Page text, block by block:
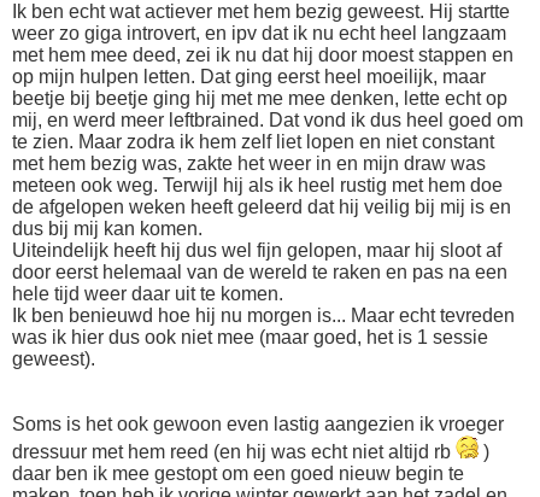
Ik ben echt wat actiever met hem bezig geweest. Hij startte
weer zo giga introvert, en ipv dat ik nu echt heel langzaam
met hem mee deed, zei ik nu dat hij door moest stappen en
op mijn hulpen letten. Dat ging eerst heel moeilijk, maar
beetje bij beetje ging hij met me mee denken, lette echt op
mij, en werd meer leftbrained. Dat vond ik dus heel goed om
te zien. Maar zodra ik hem zelf liet lopen en niet constant
met hem bezig was, zakte het weer in en mijn draw was
meteen ook weg. Terwijl hij als ik heel rustig met hem doe
de afgelopen weken heeft geleerd dat hij veilig bij mij is en
dus bij mij kan komen.
Uiteindelijk heeft hij dus wel fijn gelopen, maar hij sloot af
door eerst helemaal van de wereld te raken en pas na een
hele tijd weer daar uit te komen.
Ik ben benieuwd hoe hij nu morgen is... Maar echt tevreden
was ik hier dus ook niet mee (maar goed, het is 1 sessie
geweest).
Soms is het ook gewoon even lastig aangezien ik vroeger
dressuur met hem reed (en hij was echt niet altijd rb
)
daar ben ik mee gestopt om een goed nieuw begin te